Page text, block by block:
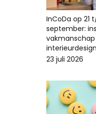
InCoDa op 21
september:
interieurdesign
23 juli 2026